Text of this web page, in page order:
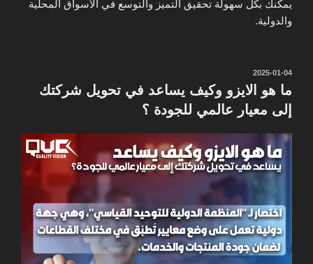
يمكنك بكل سهولة تحقيق التميز والتوسع في الأسواق المحلية
والدولية.
نُشر
في
2025-01-04
ما هو الايزو وكيف يساعد في تحويل شركتك
إلى معيار عالمي للجودة ؟